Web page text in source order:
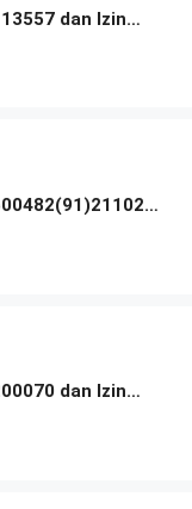
dan Izin
dan Izin